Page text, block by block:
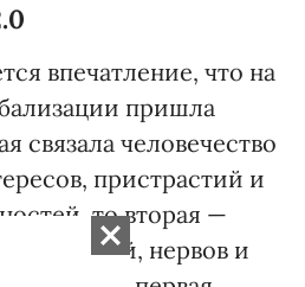
впечатление, что на
пришла
связала человечество
пристрастий и
то вторая —
фобий, нервов и